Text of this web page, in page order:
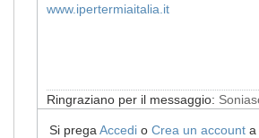
www.ipertermiaitalia.it
Ringraziano per il messaggio:
Si prega Accedi o Crea un account a